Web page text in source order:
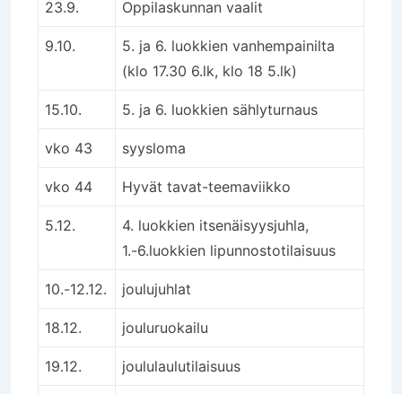
23.9. Oppilaskunnan vaalit
9.10.
5. ja 6. luokkien vanhempainilta
(klo 17.30 6.lk, klo 18 5.lk)
15.10. 5. ja 6. luokkien sählyturnaus
vko 43 syysloma
vko 44 Hyvät tavat-teemaviikko
5.12.
4. luokkien itsenäisyysjuhla,
1.-6.luokkien lipunnostotilaisuus
10.-12.12. joulujuhlat
18.12. jouluruokailu
19.12. joululaulutilaisuus